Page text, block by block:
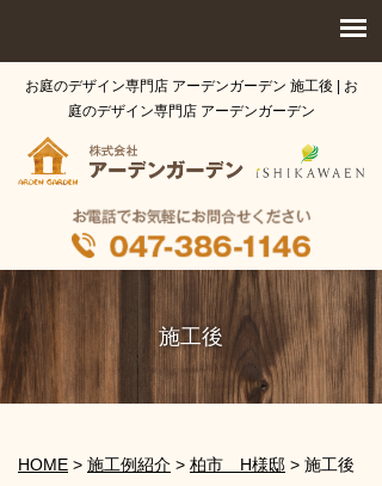
お庭のデザイン専門店 アーデンガーデン 施工後 | お
庭のデザイン専門店 アーデンガーデン
施工後
HOME > 施工例紹介 > 柏市 H様邸 > 施工後